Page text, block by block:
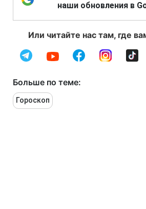
наши обновления в
Или читайте нас там, где
Больше по теме:
Гороскоп